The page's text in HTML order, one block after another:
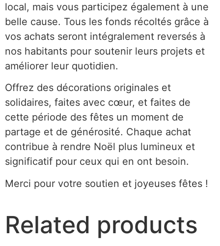
local, mais vous participez également à une
belle cause. Tous les fonds récoltés grâce à
vos achats seront intégralement reversés à
nos habitants pour soutenir leurs projets et
améliorer leur quotidien.
Offrez des décorations originales et
solidaires, faites avec cœur, et faites de
cette période des fêtes un moment de
partage et de générosité. Chaque achat
contribue à rendre Noël plus lumineux et
significatif pour ceux qui en ont besoin.
Merci pour votre soutien et joyeuses fêtes !
Related products